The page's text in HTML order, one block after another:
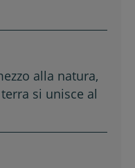
alla natura,
si unisce al